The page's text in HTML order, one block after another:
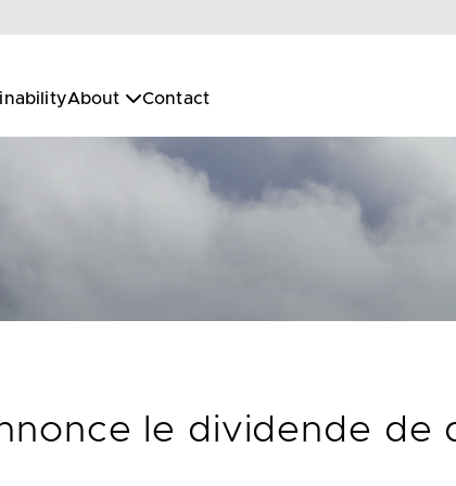
About Contact
le dividende de